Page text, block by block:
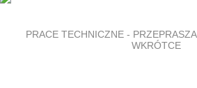
PRACE TECHNICZNE -
WKRÓTCE